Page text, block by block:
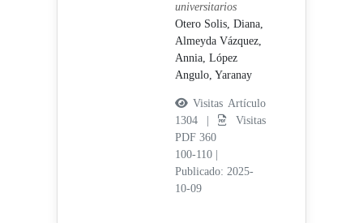
universitarios
Otero Solis, Diana,
Almeyda Vázquez,
Annia, López
Angulo, Yaranay
Visitas Artículo
1304 |
Visitas
PDF 360
100-110
Publicado: 2025-
10-09